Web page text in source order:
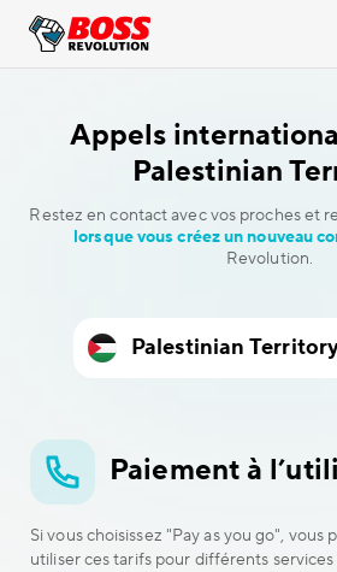
Appels
Palestinian
Restez en contact avec vos proches et
lorsque vous créez un nouveau
Revolution.
Paiement à
Si vous choisissez "Pay as you go", vous
utiliser ces tarifs pour différents services